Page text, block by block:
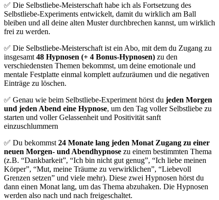
✅ Die Selbstliebe-Meisterschaft habe ich als Fortsetzung des
Selbstliebe-Experiments entwickelt, damit du wirklich am Ball
bleiben und all deine alten Muster durchbrechen kannst, um wirklich
frei zu werden.
✅ Die Selbstliebe-Meisterschaft ist ein Abo, mit dem du Zugang zu
insgesamt 48 Hypnosen (+ 4 Bonus-Hypnosen) zu den
verschiedensten Themen bekommst, um deine emotionale und
mentale Festplatte einmal komplett aufzuräumen und die negativen
Einträge zu löschen.
✅ Genau wie beim Selbstliebe-Experiment hörst du jeden Morgen
und jeden Abend eine Hypnose, um den Tag voller Selbstliebe zu
starten und voller Gelassenheit und Positivität sanft
einzuschlummern
✅ Du bekommst 24 Monate lang jeden Monat Zugang zu einer
neuen Morgen- und Abendhypnose zu einem bestimmten Thema
(z.B. “Dankbarkeit”, “Ich bin nicht gut genug”, “Ich liebe meinen
Körper”, “Mut, meine Träume zu verwirklichen”, “Liebevoll
Grenzen setzen” und viele mehr). Diese zwei Hypnosen hörst du
dann einen Monat lang, um das Thema abzuhaken. Die Hypnosen
werden also nach und nach freigeschaltet.